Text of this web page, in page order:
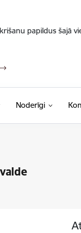
papildus šajā
Noderīgi